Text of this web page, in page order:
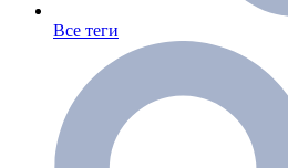
Все теги